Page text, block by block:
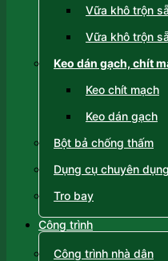
Vữa khô trộn
Vữa khô trộn
Keo dán gạch, chít
Keo chít mạch
Keo dán gạch
Bột bả chống thấm
Dụng cụ chuyên dụng
Tro bay
Công trình
Công trình nhà dân